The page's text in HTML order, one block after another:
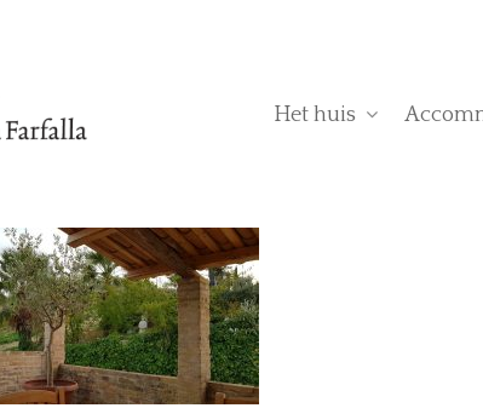
Hit enter to search or ESC to close
Het huis